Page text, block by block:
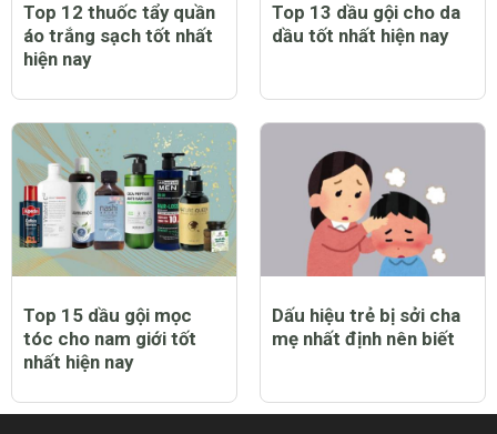
Top 12 thuốc tẩy quần
áo trắng sạch tốt nhất
hiện nay
Top 13 dầu gội cho da
dầu tốt nhất hiện nay
Top 15 dầu gội mọc
tóc cho nam giới tốt
nhất hiện nay
Dấu hiệu trẻ bị sởi cha
mẹ nhất định nên biết